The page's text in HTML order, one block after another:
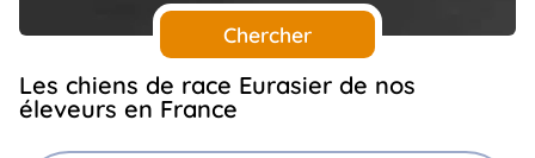
Services
Chercher
Les chiens de race Eurasier de nos
éleveurs en France